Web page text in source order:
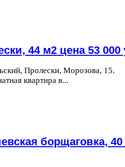
44 м2 цена 53 000
Пролески, Морозова, 15.
квартира в...
борщаговка,